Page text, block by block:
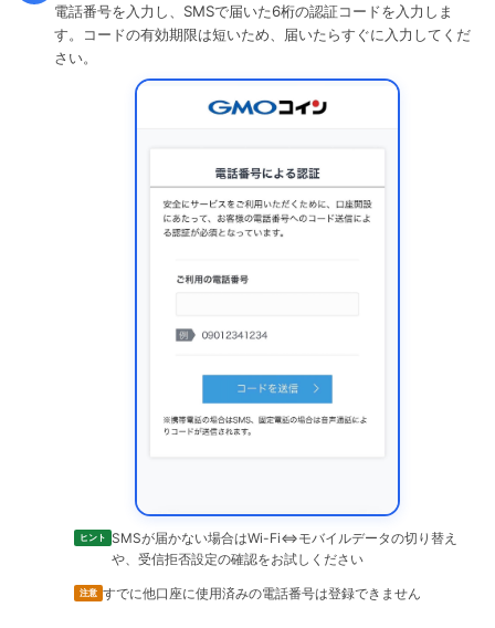
電話番号を入力し、SMSで届いた6桁の認証コードを入力しま
す。コードの有効期限は短いため、届いたらすぐに入力してくだ
さい。
ヒント
SMSが届かない場合はWi-Fi⇔モバイルデータの切り替え
や、受信拒否設定の確認をお試しください
注意 すでに他口座に使用済みの電話番号は登録できません